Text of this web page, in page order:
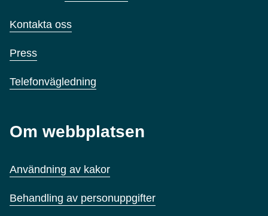
Kontakta oss
Press
Telefonvägledning
Om webbplatsen
Användning av kakor
Behandling av personuppgifter